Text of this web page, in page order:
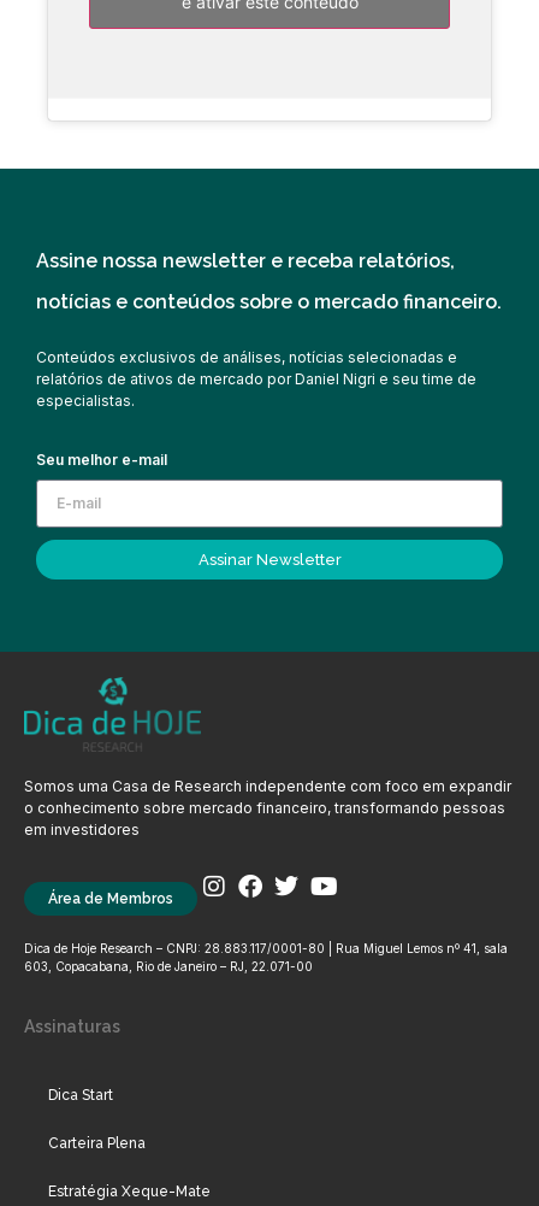
Assine nossa newsletter e receba relatórios,
notícias e conteúdos sobre o mercado financeiro.
Conteúdos exclusivos de análises, notícias selecionadas e
relatórios de ativos de mercado por Daniel Nigri e seu time de
especialistas.
Seu melhor e-mail
Assinar Newsletter
Somos uma Casa de Research independente com foco em expandir
o conhecimento sobre mercado financeiro, transformando pessoas
em investidores
Área de Membros
Dica de Hoje Research – CNPJ: 28.883.117/0001-80 | Rua Miguel Lemos nº 41, sala
603, Copacabana, Rio de Janeiro – RJ, 22.071-00
Assinaturas
Dica Start
Carteira Plena
Estratégia Xeque-Mate